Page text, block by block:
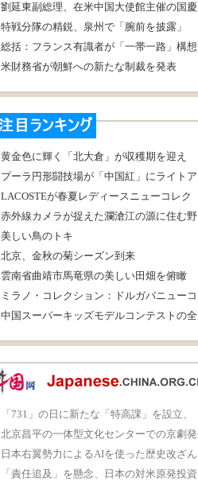
に断固として打ち勝つ
劉延東副総理、在米中国大使館主催の国慶
節祝賀レセプションに出席
特戦分隊の精鋭、泉州で「腕前を披露」
総括：フランス有識者が「一帯一路」構想
の魅力をたたえる
米財務省が朝鮮への新たな制裁を発表
黄金色に輝く「北大倉」が収穫期を迎え
プーラ円形闘技場が「中国紅」にライトア
ップ
LACOSTEが春夏レディースニューコレク
ションを発表
赤外線カメラが捉えた瀾滄江の源に住む野
生動物たち
美しい鳥のトキ
北京、金秋の菊シーズン到来
雲南省曲靖市馬竜県の美しい田畑を俯瞰
ミラノ・コレクション：ドルガバニューコ
レクションを発表
中国スーパーキッズモデルコンテストの全